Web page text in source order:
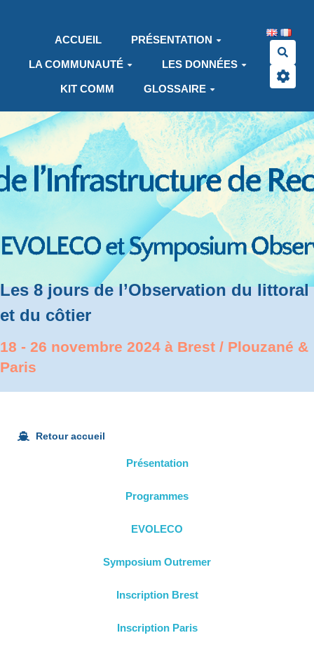
ACCUEIL
PRÉSENTATION
LA COMMUNAUTÉ LES DONNÉES
KIT COMM GLOSSAIRE
Les 8 jours de l’Observation du littoral
et du côtier
18 - 26 novembre 2024 à Brest / Plouzané &
Paris
Retour accueil
Présentation
Programmes
EVOLECO
Symposium Outremer
Inscription Brest
Inscription Paris